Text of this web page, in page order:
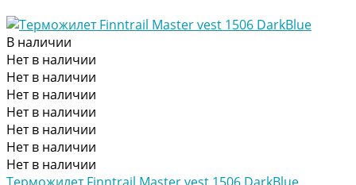
В наличии
Нет в наличии
Нет в наличии
Нет в наличии
Нет в наличии
Нет в наличии
Нет в наличии
Нет в наличии